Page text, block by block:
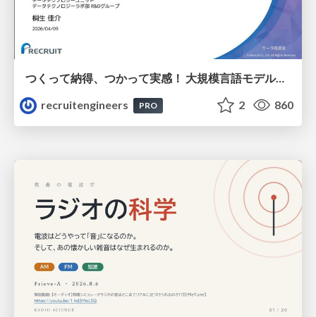
つくって納得、つかって実感！ 大規模言語モデルことはじめ ver2.0
recruitengineers
PRO 2 860